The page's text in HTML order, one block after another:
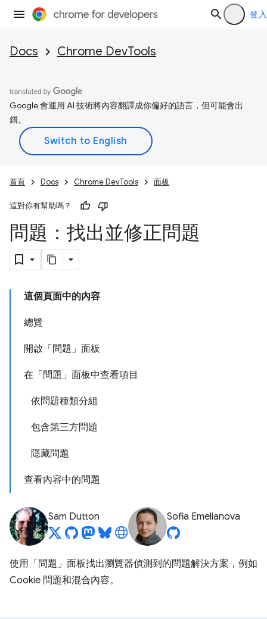
登入
Docs Chrome DevTools
Google 會運用 AI 技術將內容翻譯成你偏好的語言，但可能會出
錯。
首頁 Docs Chrome DevTools 面板
這對你有幫助嗎？
問題：找出並修正問題
這個頁面中的內容
總覽
開啟「問題」面板
在「問題」面板中查看項目
依問題種類分組
包含第三方問題
隱藏問題
查看內容中的問題
Sam Dutton Sofia Emelianova
使用「問題」 面板找出瀏覽器偵測到的問題解決方案，例如
Cookie 問題和混合內容。